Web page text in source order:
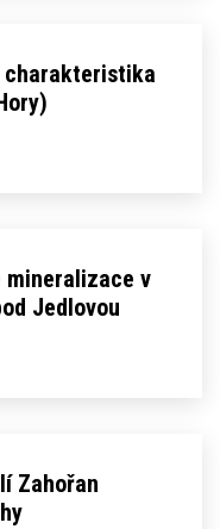
v
Jedlovou
Zahořan